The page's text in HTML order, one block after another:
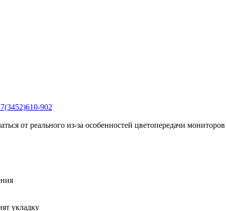
902
от реального из-за особенностей цветопередачи
укладку